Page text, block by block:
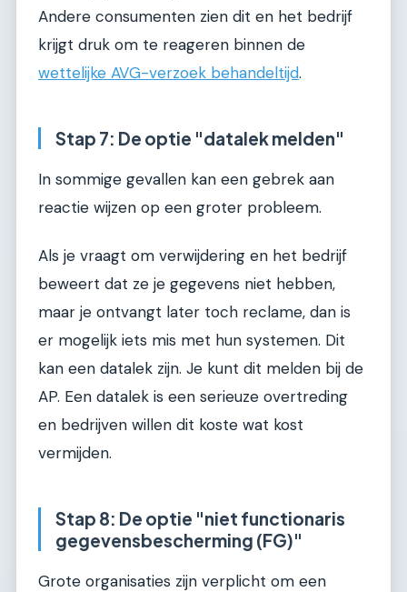
Andere consumenten zien dit en het bedrijf
krijgt druk om te reageren binnen de
wettelijke AVG-verzoek behandeltijd.
Stap 7: De optie "datalek melden"
In sommige gevallen kan een gebrek aan
reactie wijzen op een groter probleem.
Als je vraagt om verwijdering en het bedrijf
beweert dat ze je gegevens niet hebben,
maar je ontvangt later toch reclame, dan is
er mogelijk iets mis met hun systemen. Dit
kan een datalek zijn. Je kunt dit melden bij de
AP. Een datalek is een serieuze overtreding
en bedrijven willen dit koste wat kost
vermijden.
Stap 8: De optie "niet functionaris
gegevensbescherming (FG)"
Grote organisaties zijn verplicht om een